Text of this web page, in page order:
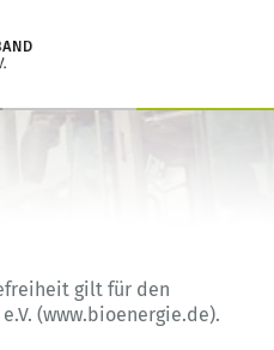
gilt für den
(www.bioenergie.de).